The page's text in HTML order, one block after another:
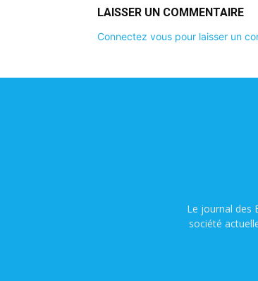
LAISSER UN COMMENTAIRE
Connectez vous pour laisser un
Le journal des
société